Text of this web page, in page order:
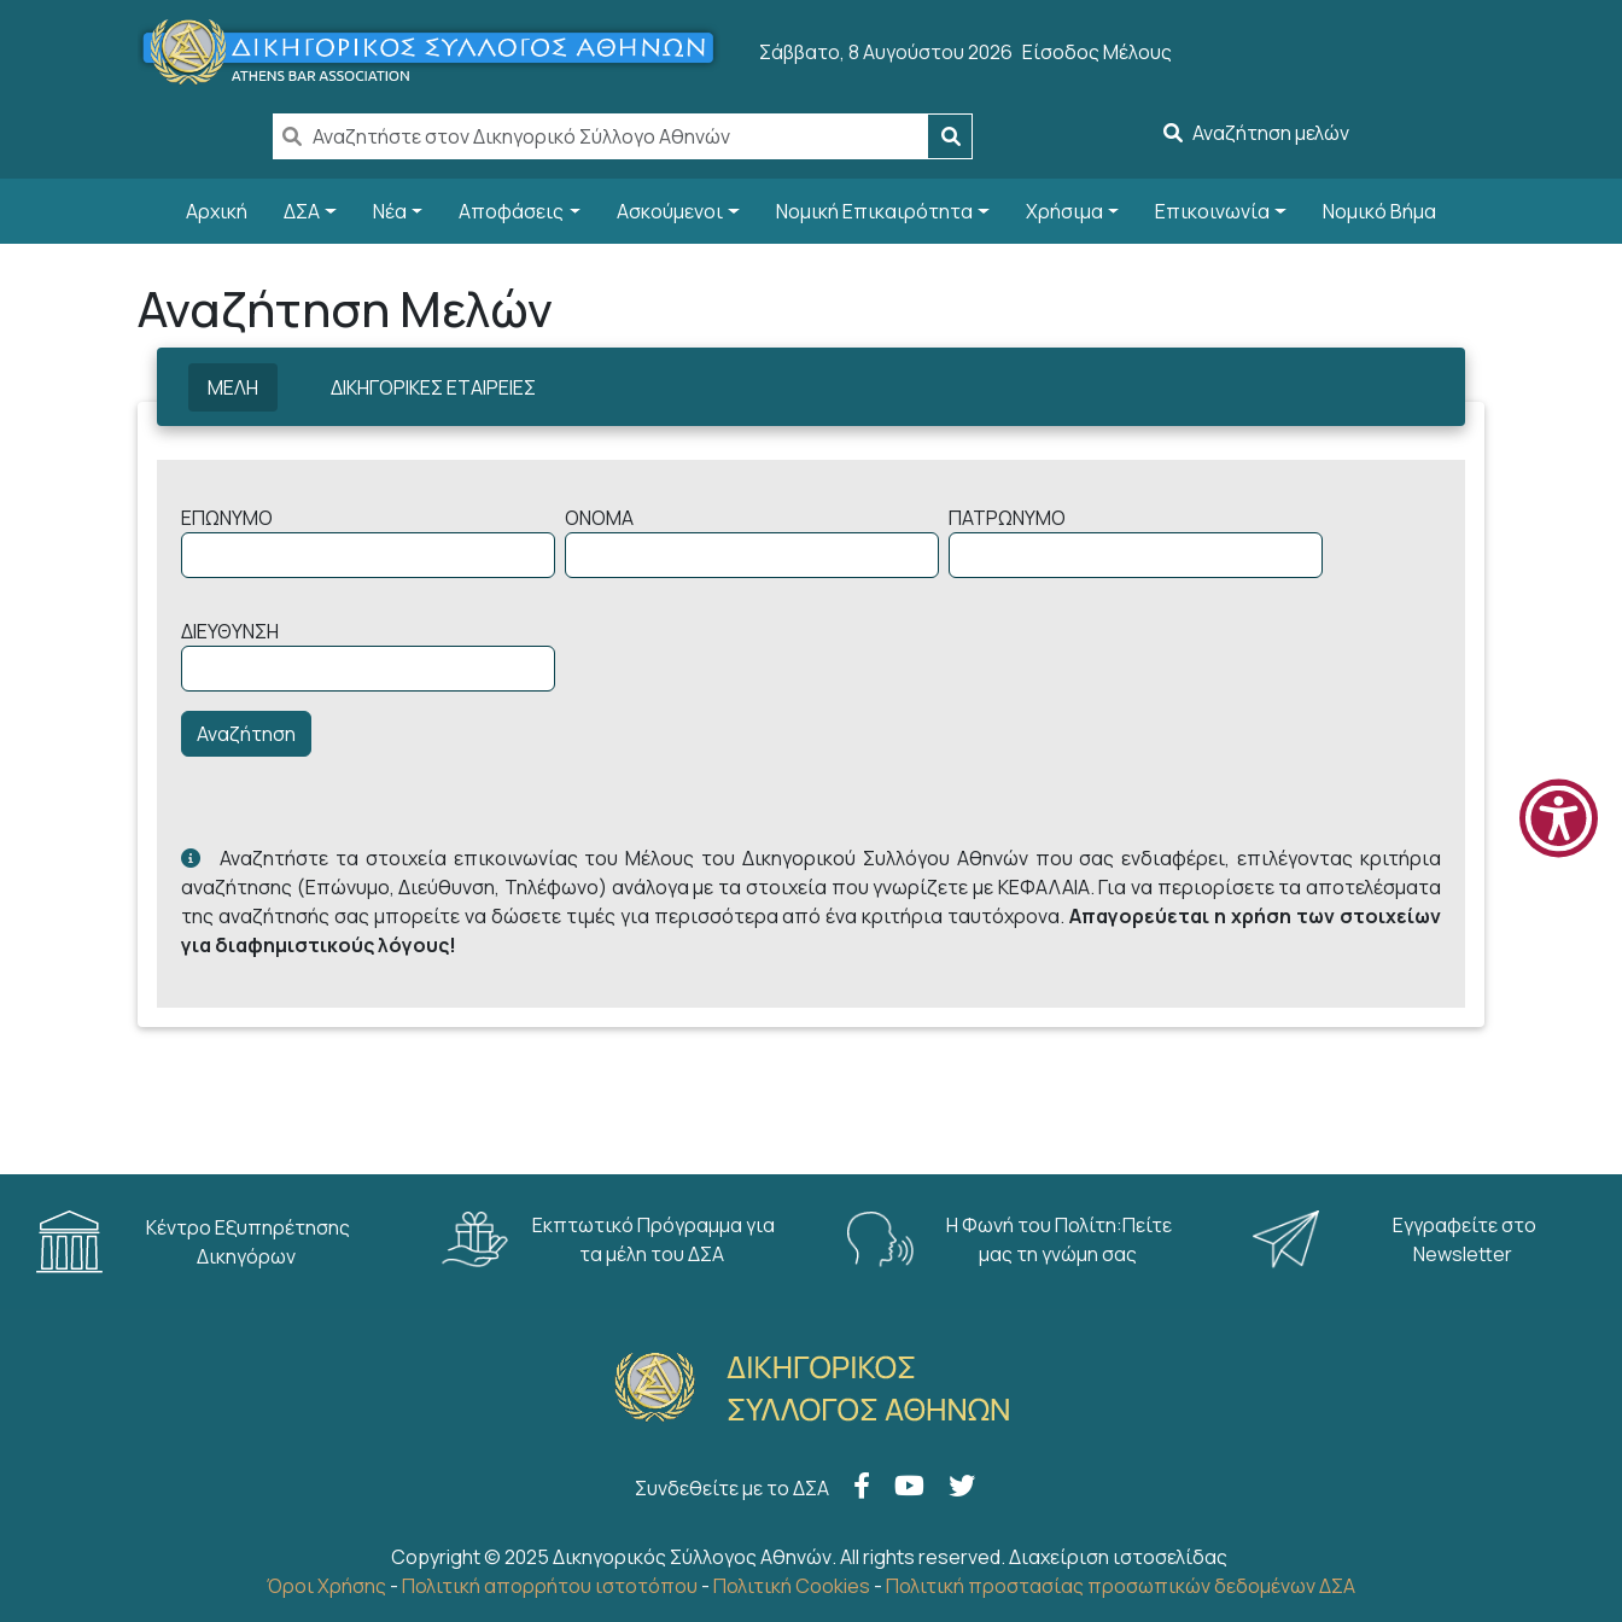
Παράκαμψη προς το κυρίως περιεχόμενο
Σάββατο, 8 Αυγούστου 2026User account menu
Είσοδος Μέλους
Αναζήτηση μελών
Αρχική ΔΣΑ Νέα Αποφάσεις Ασκούμενοι Νομική Επικαιρότητα Χρήσιμα Επικοινωνία Νομικό Βήμα
Αναζήτηση Μελών
ΜΕΛΗ ΔΙΚΗΓΟΡΙΚΕΣ ΕΤΑΙΡΕΙΕΣ
ΕΠΩΝΥΜΟ ΟΝΟΜΑ ΠΑΤΡΩΝΥΜΟ
ΔΙΕΥΘΥΝΣΗ
Αναζητήστε τα στοιχεία επικοινωνίας του Μέλους του Δικηγορικού Συλλόγου Αθηνών που σας ενδιαφέρει, επιλέγοντας κριτήρια
αναζήτησης (Επώνυμο, Διεύθυνση, Τηλέφωνο) ανάλογα με τα στοιχεία που γνωρίζετε με ΚΕΦΑΛΑΙΑ. Για να περιορίσετε τα αποτελέσματα
της αναζήτησής σας μπορείτε να δώσετε τιμές για περισσότερα από ένα κριτήρια ταυτόχρονα.Απαγορεύεται η χρήση των στοιχείων
για διαφημιστικούς λόγους!
Κέντρο Εξυπηρέτησης
Δικηγόρων
Εκπτωτικό Πρόγραμμα για
τα μέλη του ΔΣΑ
Η Φωνή του Πολίτη:Πείτε
μας τη γνώμη σας
Εγγραφείτε στο
Newsletter
Συνδεθείτε με το ΔΣΑ
Copyright © 2025 Δικηγορικός Σύλλογος Αθηνών. All rights reserved.Διαχείριση ιστοσελίδας
Όροι Χρήσης -Πολιτική απορρήτου ιστοτόπου -Πολιτική Cookies -Πολιτική προστασίας προσωπικών δεδομένων ΔΣΑ